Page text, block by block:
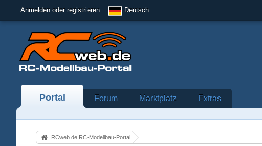
Anmelden oder registrieren Deutsch
Portal Forum Marktplatz Extras
RCweb.de RC-Modellbau-Portal